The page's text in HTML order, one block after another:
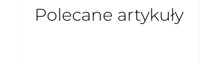
Polecane artykuły